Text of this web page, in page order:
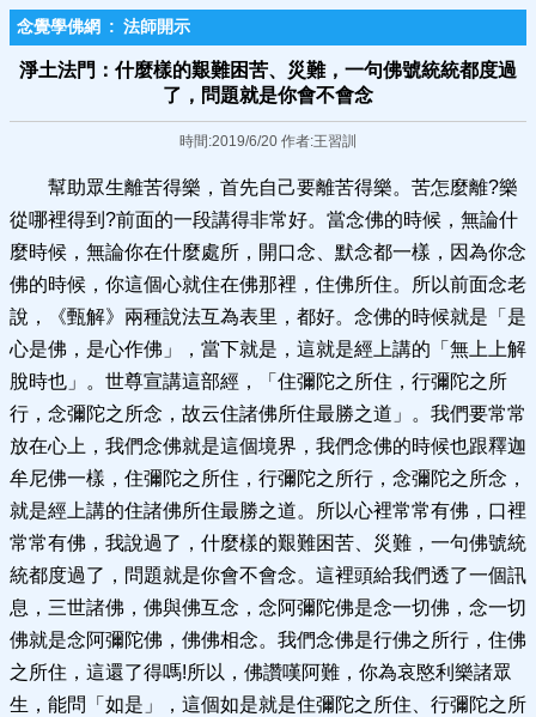
念覺學佛網 : 法師開示
淨土法門：什麼樣的艱難困苦、災難，一句佛號統統都度過
了，問題就是你會不會念
時間:2019/6/20 作者:王習訓
幫助眾生離苦得樂，首先自己要離苦得樂。苦怎麼離?樂
從哪裡得到?前面的一段講得非常好。當念佛的時候，無論什
麼時候，無論你在什麼處所，開口念、默念都一樣，因為你念
佛的時候，你這個心就住在佛那裡，住佛所住。所以前面念老
說，《甄解》兩種說法互為表里，都好。念佛的時候就是「是
心是佛，是心作佛」，當下就是，這就是經上講的「無上上解
脫時也」。世尊宣講這部經，「住彌陀之所住，行彌陀之所
行，念彌陀之所念，故云住諸佛所住最勝之道」。我們要常常
放在心上，我們念佛就是這個境界，我們念佛的時候也跟釋迦
牟尼佛一樣，住彌陀之所住，行彌陀之所行，念彌陀之所念，
就是經上講的住諸佛所住最勝之道。所以心裡常常有佛，口裡
常常有佛，我說過了，什麼樣的艱難困苦、災難，一句佛號統
統都度過了，問題就是你會不會念。這裡頭給我們透了一個訊
息，三世諸佛，佛與佛互念，念阿彌陀佛是念一切佛，念一切
佛就是念阿彌陀佛，佛佛相念。我們念佛是行佛之所行，住佛
之所住，這還了得嗎!所以，佛讚嘆阿難，你為哀愍利樂諸眾
生，能問「如是」，這個如是就是住彌陀之所住、行彌陀之所